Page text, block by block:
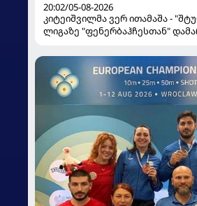
20:02/05-08-2026
კიტეიშვილმა ვერ ითამაშა -
ლიგაზე "ფენერბაჰჩესთან"